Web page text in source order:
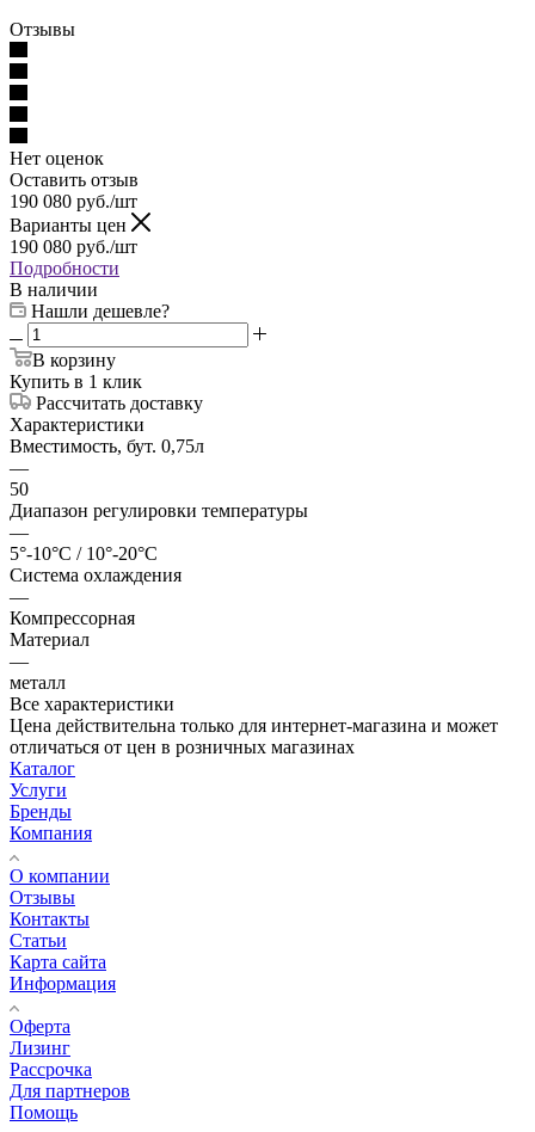
Отзывы
Нет оценок
Оставить отзыв
190 080 руб./шт
Варианты цен
190 080 руб./шт
Подробности
В наличии
Нашли дешевле?
В корзину
Купить в 1 клик
Рассчитать доставку
Характеристики
Вместимость, бут. 0,75л
—
50
Диапазон регулировки температуры
—
5°-10°C / 10°-20°C
Система охлаждения
—
Компрессорная
Материал
—
металл
Все характеристики
Цена действительна только для интернет-магазина и может
отличаться от цен в розничных магазинах
Каталог
Услуги
Бренды
Компания
О компании
Отзывы
Контакты
Статьи
Карта сайта
Информация
Оферта
Лизинг
Рассрочка
Для партнеров
Помощь